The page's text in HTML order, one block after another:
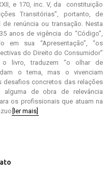
e 170, inc. V, da constituição
Transitórias”, portanto, de
renúncia ou transação. Nesta
anos de vigência do “Código”,
em sua “Apresentação”, “os
do Direito do Consumidor”
livro, traduzem “o olhar de
o tema, mas o vivenciam
desafios concretos das relações
alguma de obra de relevância
os profissionais que atuam na
[ler mais]